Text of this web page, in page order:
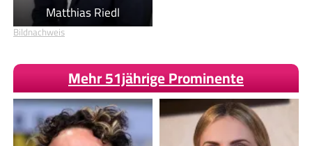
Matthias Riedl
Bildnachweis
Mehr 51jährige Prominente